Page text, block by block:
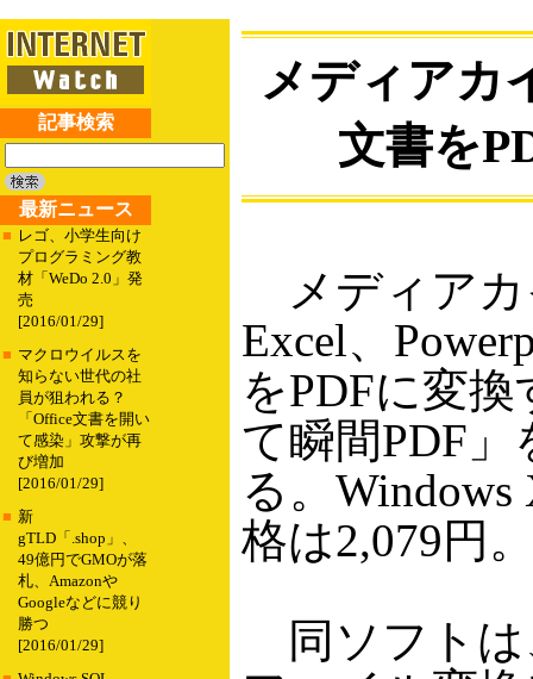
記事検索
最新ニュース
■ レゴ、小学生向け
プログラミング教
材「WeDo 2.0」発
売
[2016/01/29]
■ マクロウイルスを
知らない世代の社
員が狙われる？
「Office文書を開い
て感染」攻撃が再
び増加
[2016/01/29]
■ 新
gTLD「.shop」、
49億円でGMOが落
札、Amazonや
Googleなどに競り
勝つ
[2016/01/29]
メディアカ
文書を
メディアカ
Excel、
をPDFに変
て瞬間PDF」
る。
格は2,079円
同ソフトは